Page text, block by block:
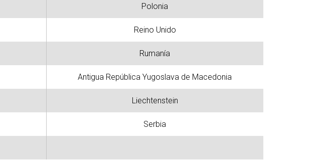
Polonia
Reino Unido
Rumanía
Antigua República Yugoslava de Macedonia
Liechtenstein
Serbia